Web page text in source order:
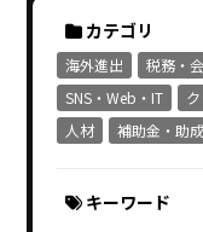
カテゴリ
海外進出 税務・
SNS・Web・IT
人材
補助金・助
キーワード